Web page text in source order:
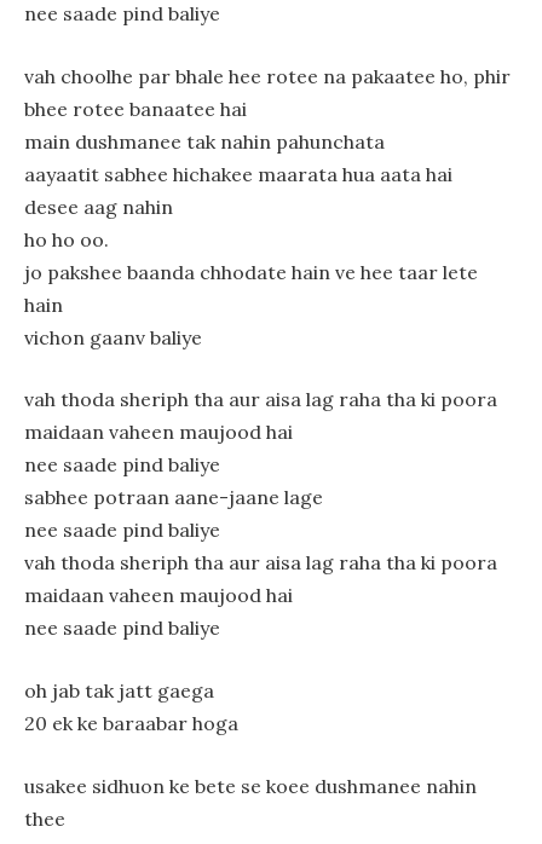
nee saade pind baliye
vah choolhe par bhale hee rotee na pakaatee ho, phir
bhee rotee banaatee hai
main dushmanee tak nahin pahunchata
aayaatit sabhee hichakee maarata hua aata hai
desee aag nahin
ho ho oo.
jo pakshee baanda chhodate hain ve hee taar lete
hain
vichon gaanv baliye
vah thoda sheriph tha aur aisa lag raha tha ki poora
maidaan vaheen maujood hai
nee saade pind baliye
sabhee potraan aane-jaane lage
nee saade pind baliye
vah thoda sheriph tha aur aisa lag raha tha ki poora
maidaan vaheen maujood hai
nee saade pind baliye
oh jab tak jatt gaega
20 ek ke baraabar hoga
usakee sidhuon ke bete se koee dushmanee nahin
thee